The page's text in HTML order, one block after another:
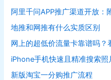
阿里千问APP推广渠道开放：
地推和网推有什么实质区别
网上的超低价流量卡靠谱吗？
iPhone手机快速且精准搜索照
新版淘宝一分购推广流程